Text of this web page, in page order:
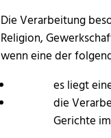
Die Verarbeitung
Religion,
wenn eine der
es liegt
die
Gerichte